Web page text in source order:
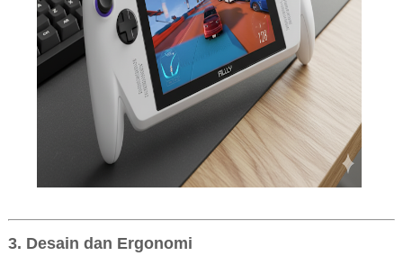
3. Desain dan Ergonomi